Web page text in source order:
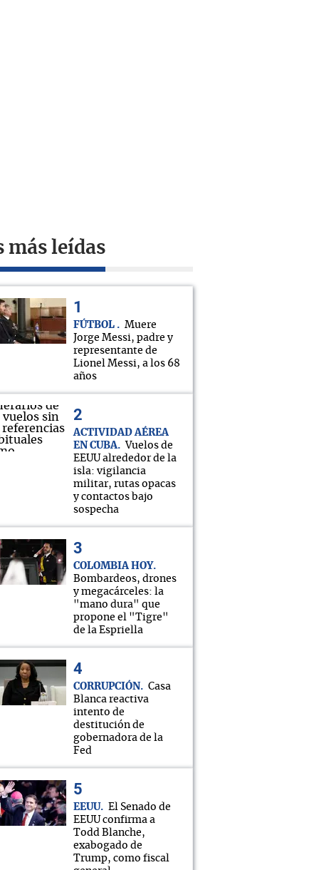
más leídas
FÚTBOL
Muere
Jorge Messi, padre y
representante de
Lionel Messi, a los 68
años
ACTIVIDAD AÉREA
EN CUBA
Vuelos de
EEUU alrededor de la
isla: vigilancia
militar, rutas opacas
y contactos bajo
sospecha
COLOMBIA HOY
Bombardeos, drones
y megacárceles: la
"mano dura" que
propone el "Tigre"
de la Espriella
CORRUPCIÓN
Casa
Blanca reactiva
intento de
destitución de
gobernadora de la
Fed
EEUU
El Senado de
EEUU confirma a
Todd Blanche,
exabogado de
Trump, como fiscal